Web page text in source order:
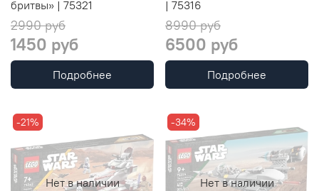
бритвы» | 75321
2990 руб
1450 руб
Подробнее
| 75316
8990 руб
6500 руб
Подробнее
Нет в наличии
-21%
Нет в наличии
-34%